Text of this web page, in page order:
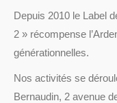
Depuis 2010 le Label
2 » récompense
générationnelles.
Nos activités se
Bernaudin, 2 avenue